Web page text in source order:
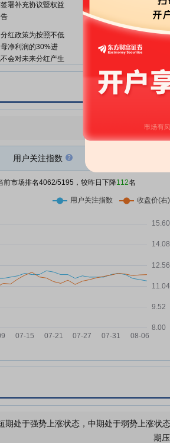
署补充协议暨权益
红政策为按照不低
净利润的30%进
会对未来分红产生
红相关事宜，请详
2026年6月23日公
涉及巨额补税，律师
快速上涨
董事会第二十三次
年6月10日公
中跌幅达5%
嘉
临时
嘉事
董事
嘉
嘉事
04-30
04-30
于嘉
益
(修订
嘉事
嘉
简式
04-08
嘉事
公告
嘉事
董
况的
03-14
今日用户关
用户关注指数
前市场排名4062/5195，较昨日下降112名
期处于强势上涨状态，中期处于弱势上涨状
期